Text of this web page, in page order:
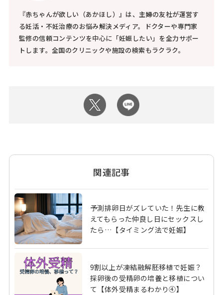
『赤ちゃんが欲しい（あかほし）』は、主婦の友社が運営す
る妊活・不妊治療のお悩み解決メディア。ドクターや専門家
監修の信頼コンテンツを中心に「妊娠したい」を全力サポー
トします。全国のクリニックや施設の検索もラクラク。
関連記事
予測排卵日がズレていた！先生に教
えてもらった仲良し日にセックスし
たら…【タイミング法で妊娠】
9割以上が凍結融解胚移植で妊娠？
採卵後の受精卵の培養と移植につい
て【体外受精まるわかり④】